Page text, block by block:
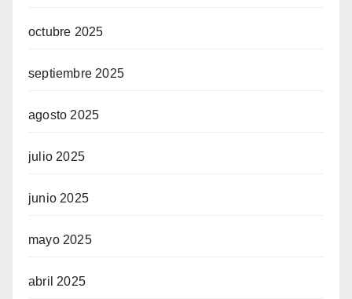
octubre 2025
septiembre 2025
agosto 2025
julio 2025
junio 2025
mayo 2025
abril 2025